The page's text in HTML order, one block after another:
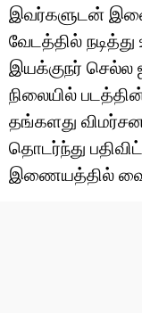
இவர்களுடன்
வேடத்தில்
இயக்குநர் செல்ல
நிலையில்
தங்களது
தொடர்ந்து
இணையத்தில்